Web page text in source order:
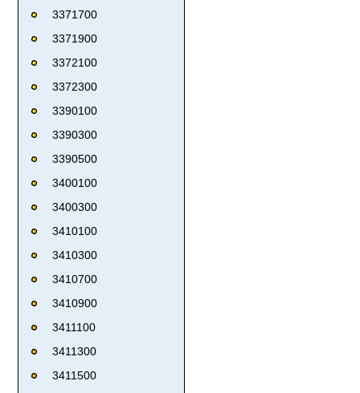
3371700
3371900
3372100
3372300
3390100
3390300
3390500
3400100
3400300
3410100
3410300
3410700
3410900
3411100
3411300
3411500